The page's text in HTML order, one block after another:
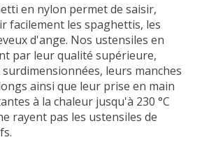
en nylon permet de saisir,
facilement les spaghettis, les
d'ange. Nos ustensiles en
par leur qualité supérieure,
leurs manches
ainsi que leur prise en main
à la chaleur jusqu'à 230 °C
rayent pas les ustensiles de